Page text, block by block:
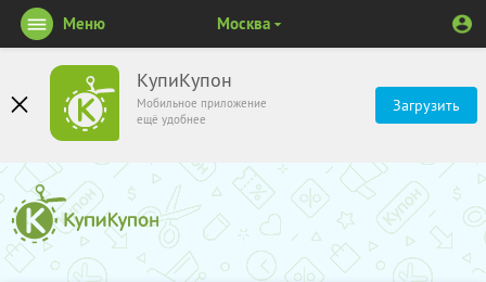
КупиКупон
Мобильное приложение
ещё удобнее
Загрузить
Меню Москва